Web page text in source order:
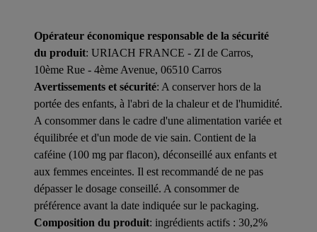
Opérateur économique responsable de la sécurité
du produit: URIACH FRANCE - ZI de Carros,
10ème Rue - 4ème Avenue, 06510 Carros
Avertissements et sécurité: A conserver hors de la
portée des enfants, à l'abri de la chaleur et de l'humidité.
A consommer dans le cadre d'une alimentation variée et
équilibrée et d'un mode de vie sain. Contient de la
caféine (100 mg par flacon), déconseillé aux enfants et
aux femmes enceintes. Il est recommandé de ne pas
dépasser le dosage conseillé. A consommer de
préférence avant la date indiquée sur le packaging.
Composition du produit: ingrédients actifs : 30,2%